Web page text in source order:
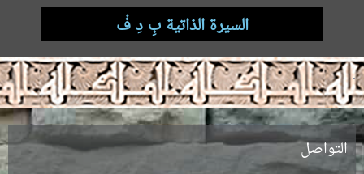
السيرة الذاتية بِ دِ فْ
.
التواصل